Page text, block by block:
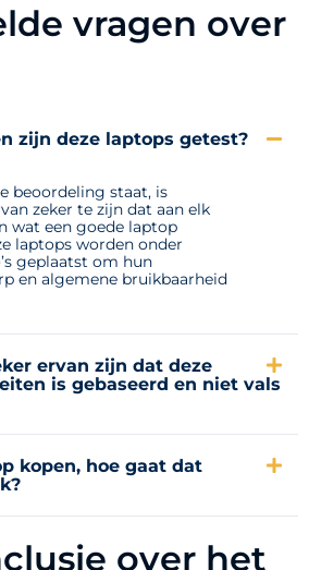
vragen over
zijn deze laptops getest?
beoordeling staat, is
zeker te zijn dat aan elk
wat een goede laptop
laptops worden onder
geplaatst om hun
en algemene bruikbaarheid
ervan zijn dat deze
is gebaseerd en niet vals
kopen, hoe gaat dat
over het